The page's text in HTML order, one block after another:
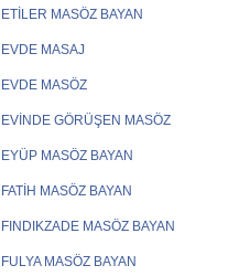
ETİLER MASÖZ BAYAN
EVDE MASAJ
EVDE MASÖZ
EVİNDE GÖRÜŞEN MASÖZ
EYÜP MASÖZ BAYAN
FATİH MASÖZ BAYAN
FINDIKZADE MASÖZ BAYAN
FULYA MASÖZ BAYAN